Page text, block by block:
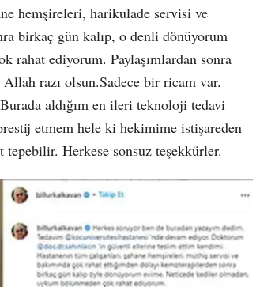
hemşireleri, harikulade servisi ve
birkaç gün kalıp, o denli dönüyorum
rahat ediyorum. Paylaşımlardan sonra
razı olsun.Sadece bir ricam var.
aldığım en ileri teknoloji tedavi
etmem hele ki hekimime istişareden
tepebilir. Herkese sonsuz teşekkürler.